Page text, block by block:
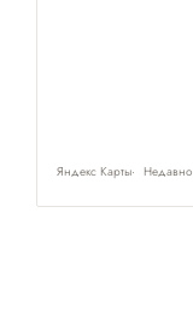
Яндекс Карты Недавно